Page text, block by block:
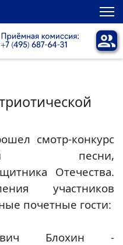
смотр-конкурс
песни,
Отечества.
участников
почетные гости:
Блохин -